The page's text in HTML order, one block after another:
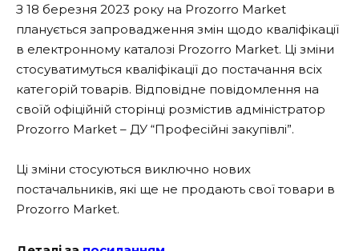
З 18 березня 2023 року на Prozorro Market
планується запровадження змін щодо кваліфікації
в електронному каталозі Prozorro Market. Ці зміни
стосуватимуться кваліфікації до постачання всіх
категорій товарів. Відповідне повідомлення на
своїй офіційній сторінці розмістив адміністратор
Prozorro Market – ДУ “Професійні закупівлі”.
Ці зміни стосуються виключно нових
постачальників, які ще не продають свої товари в
Prozorro Market.